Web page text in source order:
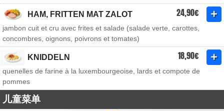
HAM, FRITTEN MAT ZALOT 24,90€
jambon cuit et cru avec frites et salade (salade verte, carottes,
concombres, oignons, poivrons et tomates)
KNIDDELN 18,90€
quenelles de farine à la luxembourgeoise, lards et compote de
pommes
儿童菜单